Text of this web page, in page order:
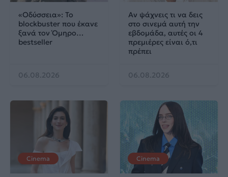
«Οδύσσεια»: Το
blockbuster που έκανε
ξανά τον Όμηρο…
bestseller
06.08.2026
Αν ψάχνεις τι να δεις
στο σινεμά αυτή την
εβδομάδα, αυτές οι 4
πρεμιέρες είναι ό,τι
πρέπει
06.08.2026
Cinema Cinema